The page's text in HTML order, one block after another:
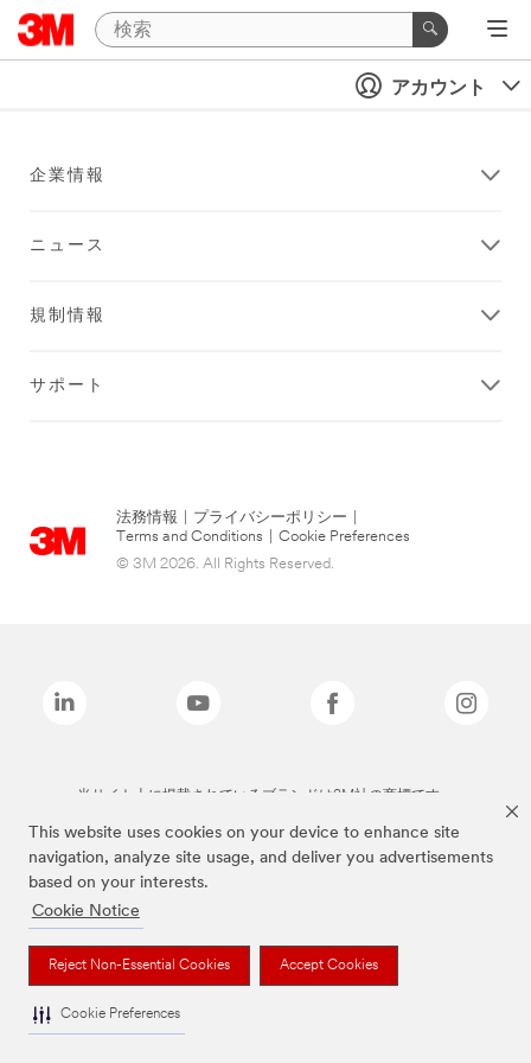
This website uses cookies on your device to enhance site
navigation, analyze site usage, and deliver you advertisements
based on your interests.
Cookie Notice
Reject Non-Essential Cookies Accept Cookies
Cookie Preferences
アカウント
企業情報
ニュース
規制情報
サポート
法務情報 プライバシーポリシー
Terms and Conditions
Cookie Preferences
© 3M 2026. All Rights Reserved.
当サイト上に掲載されているブランドは3M社の商標です。